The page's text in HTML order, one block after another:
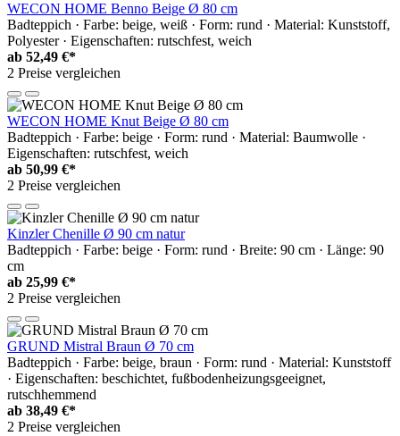
WECON HOME Benno Beige Ø 80 cm
Badteppich · Farbe: beige, weiß · Form: rund · Material: Kunststoff,
Polyester · Eigenschaften: rutschfest, weich
ab 52,49 €*
2 Preise vergleichen
WECON HOME Knut Beige Ø 80 cm
Badteppich · Farbe: beige · Form: rund · Material: Baumwolle ·
Eigenschaften: rutschfest, weich
ab 50,99 €*
2 Preise vergleichen
Kinzler Chenille Ø 90 cm natur
Badteppich · Farbe: beige · Form: rund · Breite: 90 cm · Länge: 90
cm
ab 25,99 €*
2 Preise vergleichen
GRUND Mistral Braun Ø 70 cm
Badteppich · Farbe: beige, braun · Form: rund · Material: Kunststoff
· Eigenschaften: beschichtet, fußbodenheizungsgeeignet,
rutschhemmend
ab 38,49 €*
2 Preise vergleichen